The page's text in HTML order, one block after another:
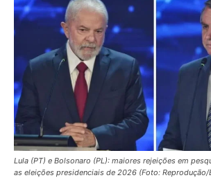
Lula (PT) e Bolsonaro (PL): maiores rejeições em
as eleições presidenciais de 2026 (Foto: Reprodução/